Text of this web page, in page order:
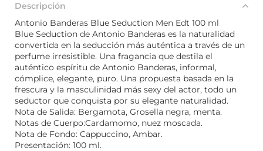
Descripción
Antonio Banderas Blue Seduction Men Edt 100 ml
Blue Seduction de Antonio Banderas es la naturalidad
convertida en la seducción más auténtica a través de un
perfume irresistible. Una fragancia que destila el
auténtico espíritu de Antonio Banderas, informal,
cómplice, elegante, puro. Una propuesta basada en la
frescura y la masculinidad más sexy del actor, todo un
seductor que conquista por su elegante naturalidad.
Nota de Salida: Bergamota, Grosella negra, menta.
Notas de Cuerpo:Cardamomo, nuez moscada.
Nota de Fondo: Cappuccino, Ambar.
Presentación: 100 ml.